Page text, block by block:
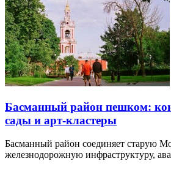
Басманный район пешком:
сады и арт-кластеры
Басманный район соединяет старую
железнодорожную инфраструктуру,